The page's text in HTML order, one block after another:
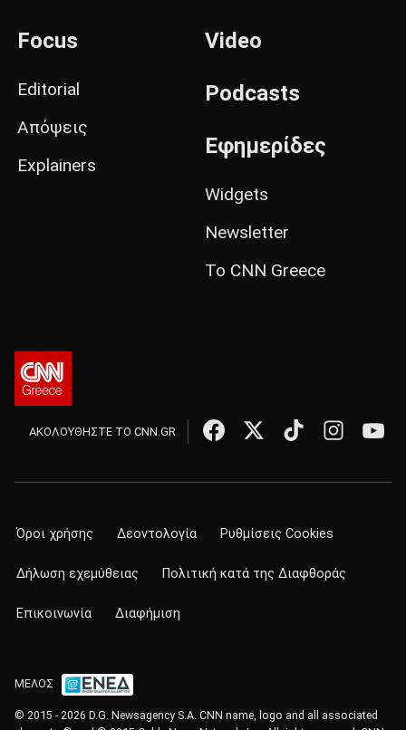
Focus
Editorial
Απόψεις
Explainers
Video
Podcasts
Εφημερίδες
Widgets
Newsletter
Το CNN Greece
ΑΚΟΛΟΥΘΗΣΤΕ ΤΟ CNN.GR
Όροι χρήσης Δεοντολογία Ρυθμίσεις Cookies
Δήλωση εχεμύθειας Πολιτική κατά της Διαφθοράς
Επικοινωνία Διαφήμιση
ΜΕΛΟΣ
© 2015 - 2026 D.G. Newsagency S.A. CNN name, logo and all associated